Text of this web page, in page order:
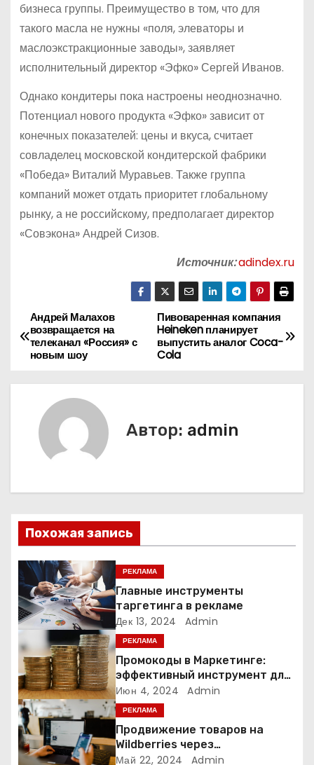
бизнеса группы. Преимущество в том, что для
такого масла не нужны «поля, элеваторы и
маслоэкстракционные заводы», заявляет
исполнительный директор «Эфко» Сергей Иванов.
Однако кондитеры пока настроены неоднозначно.
Потенциал нового продукта «Эфко» зависит от
конечных показателей: цены и вкуса, считает
совладелец московской кондитерской фабрики
«Победа» Виталий Муравьев. Также группа
компаний может отдать приоритет глобальному
рынку, а не российскому, предполагает директор
«Совэкона» Андрей Сизов.
Источник:adindex.ru
Н
а
в
ц
и
я
п
о
з
а
п
и
Пивоваренная компания
Heineken планирует
выпустить аналог Coca-
Cola
Андрей Малахов
возвращается на
телеканал «Россия» с
новым шоу
Автор: admin
Похожая запись
РЕКЛАМА
Главные инструменты
таргетинга в рекламе
Дек 13, 2024 Admin
РЕКЛАМА
Промокоды в Маркетинге:
эффективный инструмент для
увеличения продаж и
привлечения клиентов
Июн 4, 2024 Admin
РЕКЛАМА
Продвижение товаров на
Wildberries через
Яндекс.Директ в 2024 году:
Май 22, 2024 Admin